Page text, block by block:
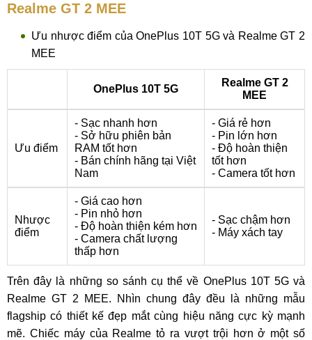
Realme GT 2 MEE
Ưu nhược điểm của OnePlus 10T 5G và Realme GT 2
MEE
OnePlus 10T 5G
Realme GT 2
MEE
Ưu điểm
- Sạc nhanh hơn
- Sở hữu phiên bản
RAM tốt hơn
- Bán chính hãng tại Việt
Nam
- Giá rẻ hơn
- Pin lớn hơn
- Độ hoàn thiện
tốt hơn
- Camera tốt hơn
Nhược
điểm
- Giá cao hơn
- Pin nhỏ hơn
- Độ hoàn thiện kém hơn
- Camera chất lượng
thấp hơn
- Sạc chậm hơn
- Máy xách tay
Trên đây là những so sánh cụ thể về OnePlus 10T 5G và
Realme GT 2 MEE. Nhìn chung đây đều là những mẫu
flagship có thiết kế đẹp mắt cùng hiệu năng cực kỳ mạnh
mẽ. Chiếc máy của Realme tỏ ra vượt trội hơn ở một số